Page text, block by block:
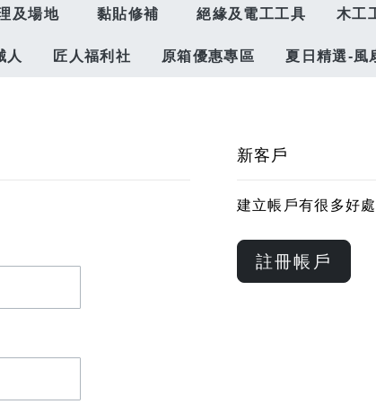
及場地 黏貼修補 絕緣及電工工具 木工
人 匠人福利社 原箱優惠專區 夏日精選-風
新客戶
建立帳戶有很多好
註冊帳戶